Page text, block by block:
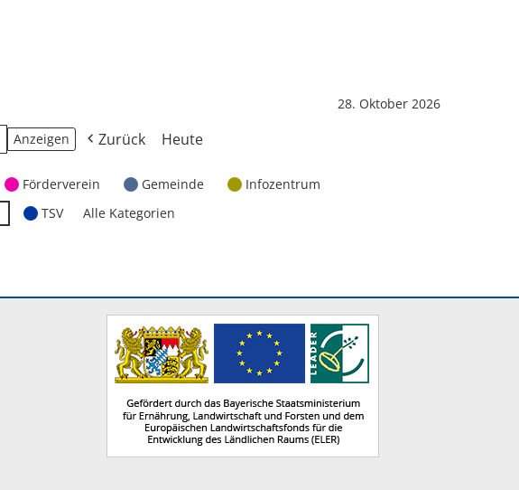
28. Oktober 2026
Zurück Heute
Förderverein Gemeinde
Infozentrum
TSV
Alle Kategorien